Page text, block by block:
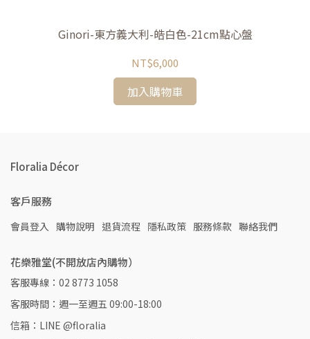
Ginori-東方義大利-皓白色-21cm點心盤
NT$6,000
加入購物車
Floralia Décor
客戶服務
會員登入 購物說明 退貨流程 隱私政策 服務條款 聯絡我們
花樂雅堂(不開放店內購物）
客服專線：02 8773 1058
客服時間：週一至週五 09:00-18:00
信箱：LINE @floralia